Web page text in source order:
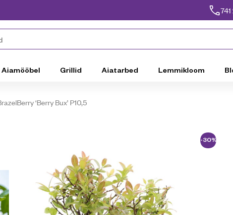
741
Aiamööbel Grillid Aiatarbed Lemmikloom
‘Berry Bux’ P10,5
-30%